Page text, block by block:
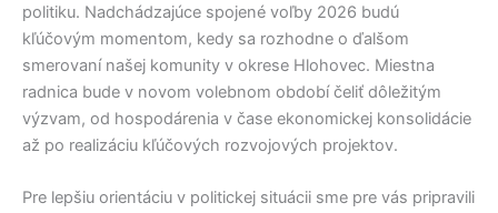
politiku. Nadchádzajúce spojené voľby 2026 budú
kľúčovým momentom, kedy sa rozhodne o ďalšom
smerovaní našej komunity v okrese Hlohovec. Miestna
radnica bude v novom volebnom období čeliť dôležitým
výzvam, od hospodárenia v čase ekonomickej konsolidácie
až po realizáciu kľúčových rozvojových projektov.
Pre lepšiu orientáciu v politickej situácii sme pre vás pripravili